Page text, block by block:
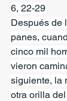
6, 22-29
Después de
panes,
cinco mil
vieron
siguiente, la
otra orilla